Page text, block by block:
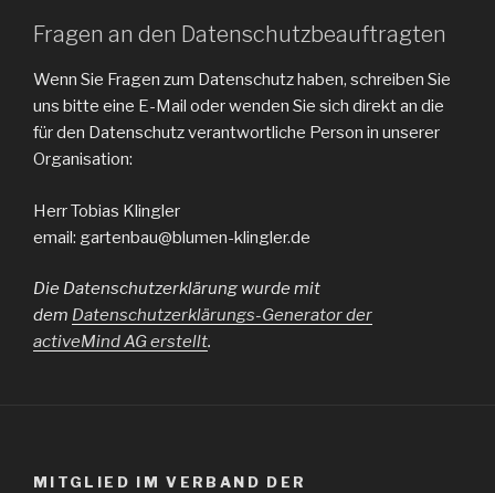
Fragen an den Datenschutzbeauftragten
Wenn Sie Fragen zum Datenschutz haben, schreiben Sie
uns bitte eine E-Mail oder wenden Sie sich direkt an die
für den Datenschutz verantwortliche Person in unserer
Organisation:
Herr Tobias Klingler
email: gartenbau@blumen-klingler.de
Die Datenschutzerklärung wurde mit
dem Datenschutzerklärungs-Generator der
activeMind AG erstellt.
MITGLIED IM VERBAND DER